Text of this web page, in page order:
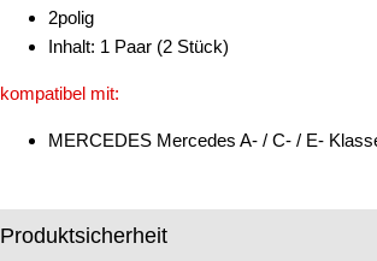
2polig
Inhalt: 1 Paar (2 Stück)
kompatibel mit:
MERCEDES Mercedes A- / C- / E-
Produktsicherheit